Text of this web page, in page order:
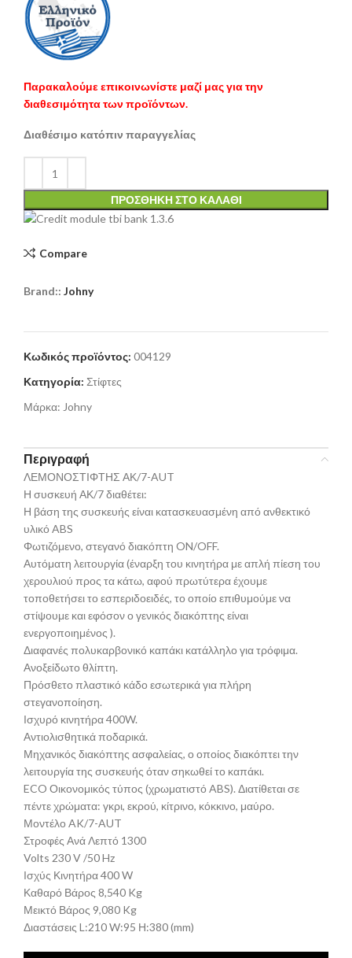
Παρακαλούμε επικοινωνίστε μαζί μας για την
διαθεσιμότητα των προϊόντων.
Διαθέσιμο κατόπιν παραγγελίας
ΠΡΟΣΘΉΚΗ ΣΤΟ ΚΑΛΆΘΙ
Compare
Brand:: Johny
Κωδικός προϊόντος: 004129
Κατηγορία: Στίφτες
Μάρκα: Johny
Περιγραφή
ΛΕΜΟΝΟΣΤΙΦΤΗΣ ΑΚ/7-AUT
Η συσκευή ΑΚ/7 διαθέτει:
Η βάση της συσκευής είναι κατασκευασμένη από ανθεκτικό
υλικό ABS
Φωτιζόμενο, στεγανό διακόπτη ON/OFF.
Αυτόματη λειτουργία (έναρξη του κινητήρα με απλή πίεση του
χερουλιού προς τα κάτω, αφού πρωτύτερα έχουμε
τοποθετήσει το εσπεριδοειδές, το οποίο επιθυμούμε να
στίψουμε και εφόσον ο γενικός διακόπτης είναι
ενεργοποιημένος ).
Διαφανές πολυκαρβονικό καπάκι κατάλληλο για τρόφιμα.
Ανοξείδωτο θλίπτη.
Πρόσθετο πλαστικό κάδο εσωτερικά για πλήρη
στεγανοποίηση.
Ισχυρό κινητήρα 400W.
Αντιολισθητικά ποδαρικά.
Μηχανικός διακόπτης ασφαλείας, ο οποίος διακόπτει την
λειτουργία της συσκευής όταν σηκωθεί το καπάκι.
ECO Οικονομικός τύπος (χρωματιστό ABS). Διατίθεται σε
πέντε χρώματα: γκρι, εκρού, κίτρινο, κόκκινο, μαύρο.
Μοντέλο AK/7-AUT
Στροφές Ανά Λεπτό 1300
Volts 230 V /50 Hz
Ισχύς Κινητήρα 400 W
Καθαρό Βάρος 8,540 Kg
Μεικτό Βάρος 9,080 Kg
Διαστάσεις L:210 W:95 Η:380 (mm)